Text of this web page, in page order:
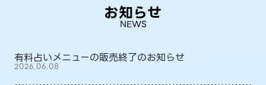
お知らせ
NEWS
有料占いメニューの販売終了のお知らせ
2026.06.08